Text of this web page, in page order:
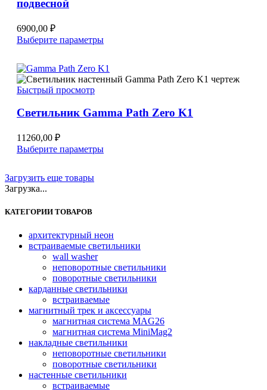
подвесной
6900,00 ₽
Выберите параметрыЭтот
несколько
вариаций.
выбрать
товара.
Быстрый просмотр
Светильник Gamma Path Zero K1
11260,00 ₽
Выберите параметрыЭтот
на
странице
Загрузить еще товары
Загрузка...
КАТЕГОРИИ ТОВАРОВ
архитектурный неон
встраиваемые светильники
wall washer
неповоротные светильники
поворотные светильники
карданные светильники
встраиваемые
магнитный трек и аксессуары
магнитная система MAG26
магнитная система MiniMag2
накладные светильники
неповоротные светильники
поворотные светильники
настенные светильники
встраиваемые